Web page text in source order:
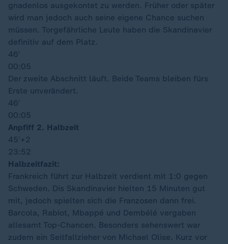
gnadenlos ausgekontet zu werden. Früher oder später
wird man jedoch auch seine eigene Chance suchen
müssen. Torgefährliche Leute haben die Skandinavier
definitiv auf dem Platz.
46′
00:05
Der zweite Abschnitt läuft. Beide Teams bleiben fürs
Erste unverändert.
46′
00:05
Anpfiff 2. Halbzeit
45′ +2
23:52
Halbzeitfazit:
Frankreich führt zur Halbzeit verdient mit 1:0 gegen
Schweden. Dis Skandinavier hielten 15 Minuten gut
mit, jedoch spielten sich die Franzosen dann frei.
Barcola, Rabiot, Mbappé und Dembélé vergaben
allesamt Top-Chancen. Besonders sehenswert war
zudem ein Seitfallzieher von Michael Olise. Kurz vor